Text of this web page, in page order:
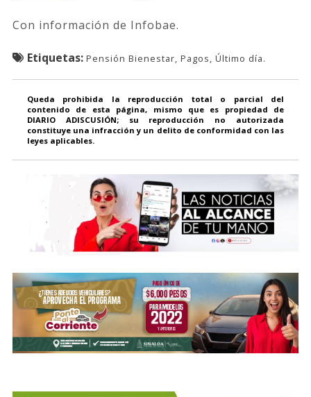
Con información de Infobae.
Etiquetas: Pensión Bienestar, Pagos, Último día.
Queda prohibida la reproducción total o parcial del
contenido de esta página, mismo que es propiedad de
DIARIO ADISCUSIÓN; su reproducción no autorizada
constituye una infracción y un delito de conformidad con las
leyes aplicables.